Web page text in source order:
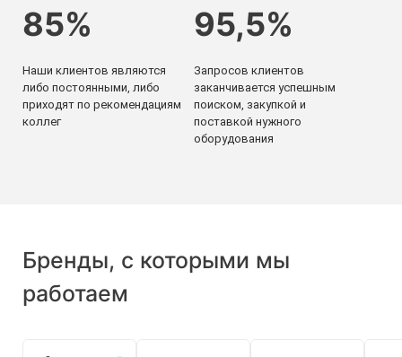
85%
Наши клиентов являются
либо постоянными, либо
приходят по рекомендациям
коллег
95,5%
Запросов клиентов
заканчивается успешным
поиском, закупкой и
поставкой нужного
оборудования
Бренды, с которыми мы
работаем